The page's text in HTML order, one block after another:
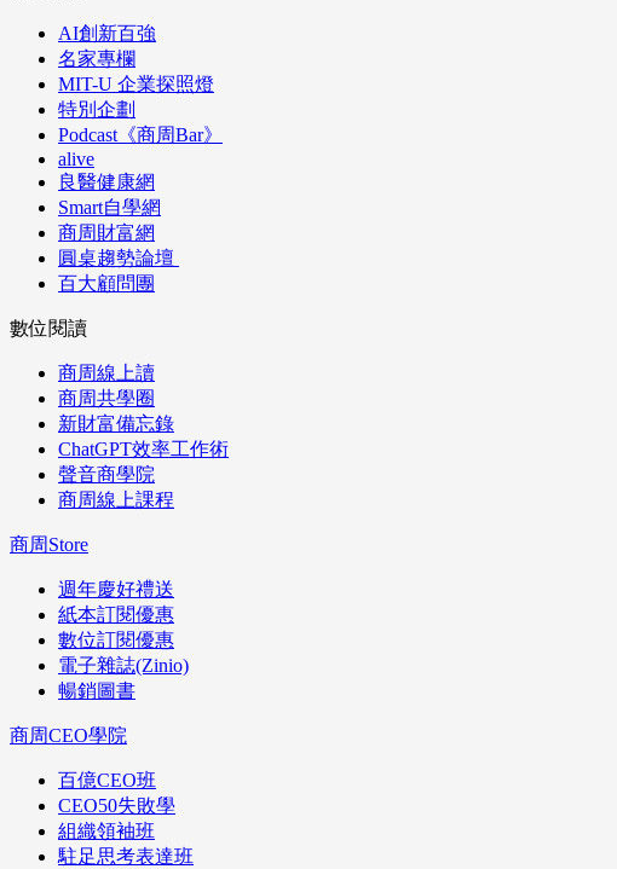
AI創新百強
名家專欄
MIT-U 企業探照燈
特別企劃
Podcast《商周Bar》
alive
良醫健康網
Smart自學網
商周財富網
圓桌趨勢論壇
百大顧問團
數位閱讀
商周線上讀
商周共學圈
新財富備忘錄
ChatGPT效率工作術
聲音商學院
商周線上課程
商周Store
週年慶好禮送
紙本訂閱優惠
數位訂閱優惠
電子雜誌(Zinio)
暢銷圖書
商周CEO學院
百億CEO班
CEO50失敗學
組織領袖班
駐足思考表達班